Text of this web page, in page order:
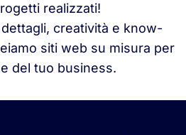
realizzati!
creatività e know-
siti web su misura per
del tuo business.